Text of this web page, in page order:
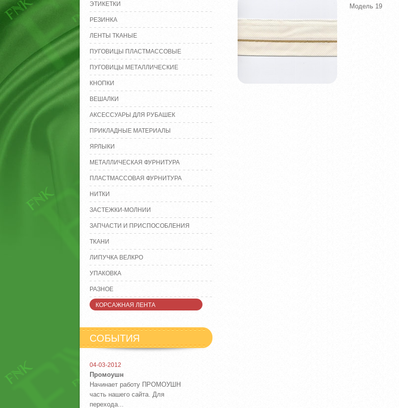
ЭТИКЕТКИ
РЕЗИНКА
ЛЕНТЫ ТКАНЫЕ
ПУГОВИЦЫ ПЛАСТМАССОВЫЕ
ПУГОВИЦЫ МЕТАЛЛИЧЕСКИЕ
КНОПКИ
ВЕШАЛКИ
АКСЕССУАРЫ ДЛЯ РУБАШЕК
ПРИКЛАДНЫЕ МАТЕРИАЛЫ
ЯРЛЫКИ
МЕТАЛЛИЧЕСКАЯ ФУРНИТУРА
ПЛАСТМАССОВАЯ ФУРНИТУРА
НИТКИ
ЗАСТЕЖКИ-МОЛНИИ
ЗАПЧАСТИ И ПРИСПОСОБЛЕНИЯ
ТКАНИ
ЛИПУЧКА ВЕЛКРО
УПАКОВКА
РАЗНОЕ
КОРСАЖНАЯ ЛЕНТА
СОБЫТИЯ
04-03-2012
Промоушн
Начинает работу ПРОМОУШН
часть нашего сайта. Для
перехода...
Модель 19